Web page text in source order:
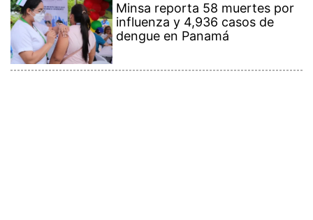
Minsa reporta 58 muertes por
influenza y 4,936 casos de
dengue en Panamá